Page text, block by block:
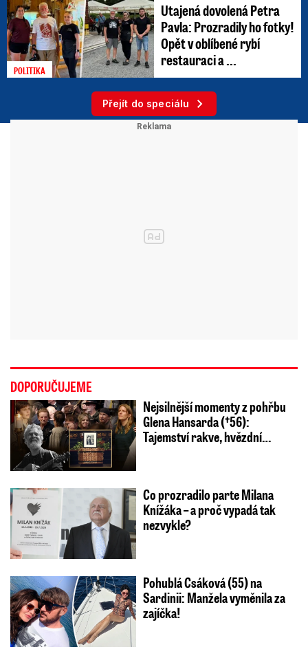
POLITIKA
Utajená dovolená Petra
Pavla: Prozradily ho fotky!
Opět v oblíbené rybí
restauraci a ...
Přejít do speciálu
DOPORUČUJEME
Nejsilnější momenty z pohřbu
Glena Hansarda (†56):
Tajemství rakve, hvězdní…
Co prozradilo parte Milana
Knížáka – a proč vypadá tak
nezvykle?
Pohublá Csáková (55) na
Sardinii: Manžela vyměnila za
zajíčka!